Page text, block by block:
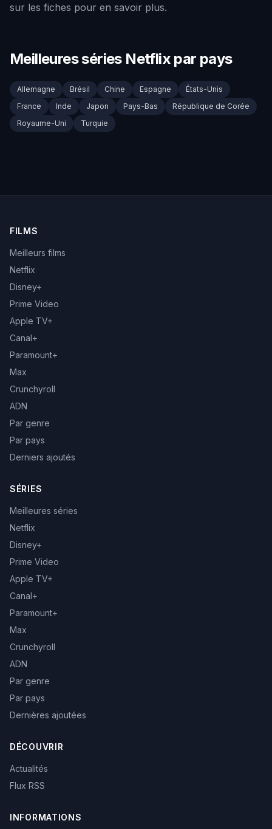
sur les fiches pour en savoir plus.
Meilleures séries Netflix par pays
Allemagne Brésil Chine Espagne
États-Unis
France
Inde Japon Pays-Bas
République de Corée
Royaume-Uni
Turquie
FILMS
Meilleurs films
Netflix
Disney+
Prime Video
Apple TV+
Canal+
Paramount+
Max
Crunchyroll
ADN
Par genre
Par pays
Derniers ajoutés
SÉRIES
Meilleures séries
Netflix
Disney+
Prime Video
Apple TV+
Canal+
Paramount+
Max
Crunchyroll
ADN
Par genre
Par pays
Dernières ajoutées
DÉCOUVRIR
Actualités
Flux RSS
INFORMATIONS